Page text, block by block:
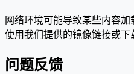
网络环境可能导致某些内容
使用我们提供的镜像链接或下
问题反馈